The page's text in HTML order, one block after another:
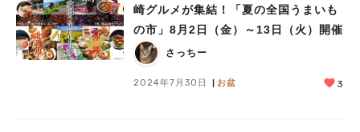
崎グルメが集結！「夏の全国うまいも
の市」8月2日（金）～13日（火）開催
さっちー
2024年7月30日 お盆 3